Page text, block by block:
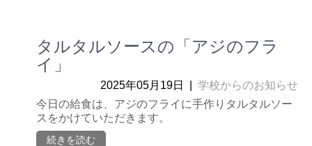
タルタルソースの「アジのフラ
イ」
2025年05月19日
学校からのお知らせ
今日の給食は、アジのフライに手作りタルタルソー
スをかけていただきます。
続きを読む